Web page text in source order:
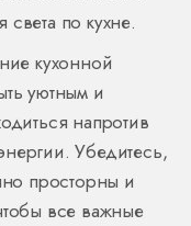
по кухне.
кухонной
уютным и
напротив
Убедитесь,
просторны и
все важные